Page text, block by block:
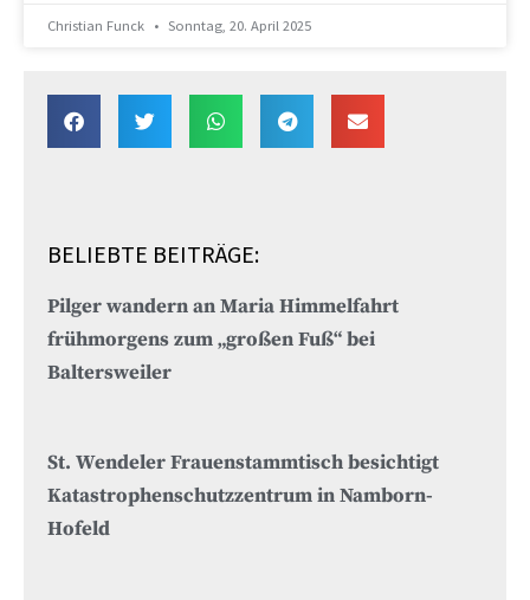
Christian Funck Sonntag, 20. April 2025
BELIEBTE BEITRÄGE:
Pilger wandern an Maria Himmelfahrt
frühmorgens zum „großen Fuß“ bei
Baltersweiler
St. Wendeler Frauenstammtisch besichtigt
Katastrophenschutzzentrum in Namborn-
Hofeld